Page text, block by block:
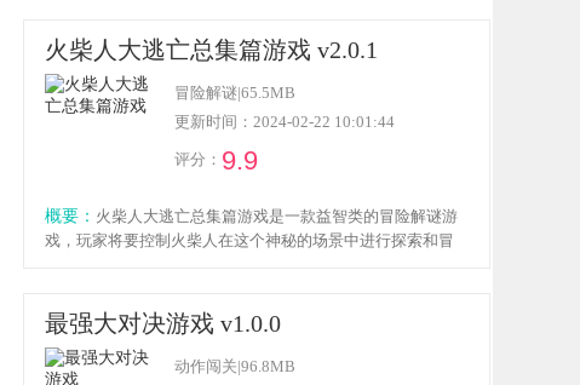
肤的购买，感兴趣的小伙伴欢迎点击下载体验！
火柴人大逃亡总集篇游戏 v2.0.1
冒险解谜|65.5MB
更新时间：2024-02-22 10:01:44
评分： 9.9
概要： 火柴人大逃亡总集篇游戏是一款益智类的冒险解谜游
戏，玩家将要控制火柴人在这个神秘的场景中进行探索和冒
兴趣的小伙伴欢迎点击下载体验！
最强大对决游戏 v1.0.0
动作闯关|96.8MB